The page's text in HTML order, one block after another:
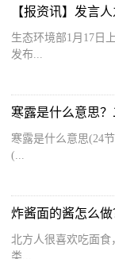
【报资讯】发言
生态环境部1月17日
发布...
寒露是什么意思？
寒露是什么意思(24
(...
炸酱面的酱怎么
北方人很喜欢吃面食
类...